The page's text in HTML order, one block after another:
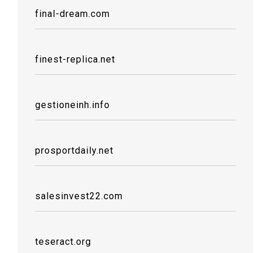
final-dream.com
finest-replica.net
gestioneinh.info
prosportdaily.net
salesinvest22.com
teseract.org